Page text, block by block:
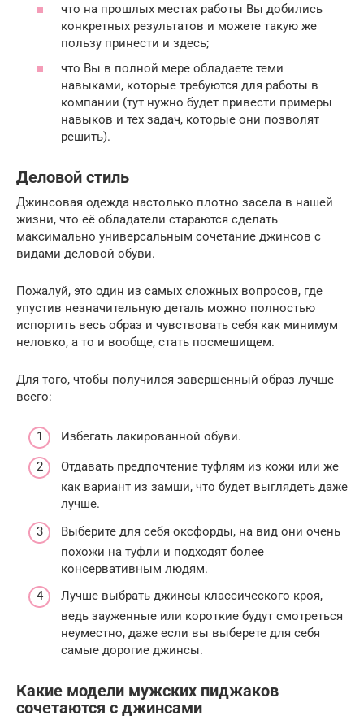
что на прошлых местах работы Вы добились
конкретных результатов и можете такую же
пользу принести и здесь;
что Вы в полной мере обладаете теми
навыками, которые требуются для работы в
компании (тут нужно будет привести примеры
навыков и тех задач, которые они позволят
решить).
Деловой стиль
Джинсовая одежда настолько плотно засела в нашей
жизни, что её обладатели стараются сделать
максимально универсальным сочетание джинсов с
видами деловой обуви.
Пожалуй, это один из самых сложных вопросов, где
упустив незначительную деталь можно полностью
испортить весь образ и чувствовать себя как минимум
неловко, а то и вообще, стать посмешищем.
Для того, чтобы получился завершенный образ лучше
всего:
Избегать лакированной обуви.
Отдавать предпочтение туфлям из кожи или же
как вариант из замши, что будет выглядеть даже
лучше.
Выберите для себя оксфорды, на вид они очень
похожи на туфли и подходят более
консервативным людям.
Лучше выбрать джинсы классического кроя,
ведь зауженные или короткие будут смотреться
неуместно, даже если вы выберете для себя
самые дорогие джинсы.
Какие модели мужских пиджаков
сочетаются с джинсами